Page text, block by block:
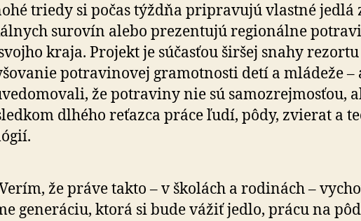
triedy si počas týždňa pripravujú vlastné jedlá
surovín alebo prezentujú regionálne
kraja. Projekt je súčasťou širšej snahy rezortu
potravinovej gramotnosti detí a mládeže –
že potraviny nie sú samozrejmosťou,
dlhého reťazca práce ľudí, pôdy, zvierat a
že práve takto – v školách a rodinách –
generáciu, ktorá si bude vážiť jedlo, prácu na